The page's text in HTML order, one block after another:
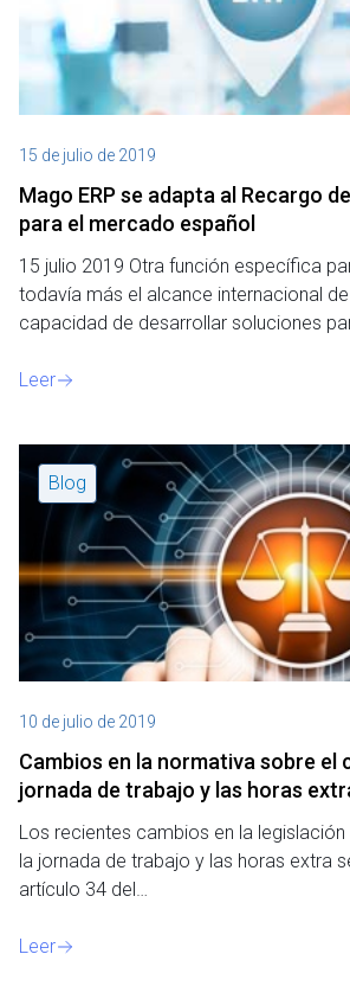
15 de julio de 2019
Mago ERP se adapta al Recargo
para el mercado español
15 julio 2019 Otra función específica
todavía más el alcance internacional de
capacidad de desarrollar soluciones
Leer
Blog
10 de julio de 2019
Cambios en la normativa sobre el
jornada de trabajo y las horas
Los recientes cambios en la
la jornada de trabajo y las horas extra
artículo 34 del…
Leer